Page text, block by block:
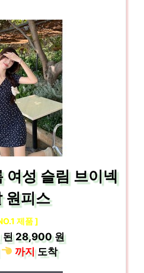
여성 슬림 브이넥
원피스
제품 ]
된28,900 원
까지도착